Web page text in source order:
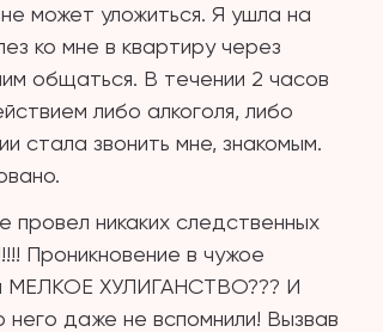
может уложиться. Я ушла на
ко мне в квартиру через
общаться. В течении 2 часов
либо алкоголя, либо
стала звонить мне, знакомым.
никаких следственных
Проникновение в чужое
МЕЛКОЕ ХУЛИГАНСТВО??? И
него даже не вспомнили! Вызвав